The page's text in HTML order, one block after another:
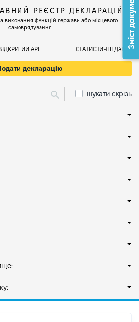
РЕЄСТР ДЕКЛАРАЦІЙ
виконання функцій держави або місцевого
самоврядування
АРІ СТАТИСТИЧНІ ДАНІ
декларацію
шукати скрізь
Зміст документа